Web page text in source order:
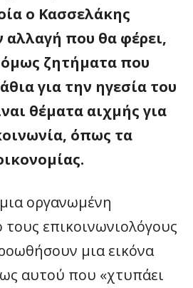
ο Κασσελάκης
αλλαγή που θα φέρει,
ζητήματα που
για την ηγεσία του
θέματα αιχμής για
όπως τα
οργανωμένη
επικοινωνιολόγους
μια εικόνα
αυτού που «χτυπάει